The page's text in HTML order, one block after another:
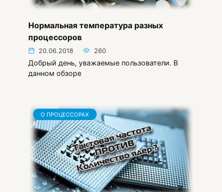
Нормальная температура разных
процессоров
20.06.2018 260
Добрый день, уважаемые пользователи. В
данном обзоре
О ПРОЦЕССОРАХ